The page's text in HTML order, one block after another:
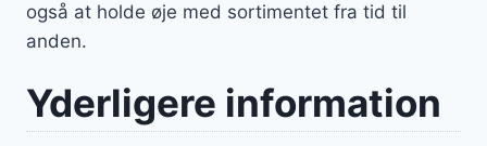
også at holde øje med sortimentet fra tid til
anden.
Yderligere information